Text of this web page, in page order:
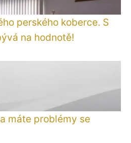
perského koberce. S
na hodnotě!
máte problémy se